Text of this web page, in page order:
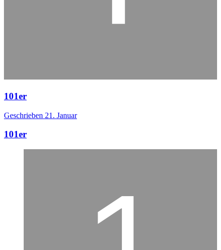
101er
Geschrieben 21. Januar
101er